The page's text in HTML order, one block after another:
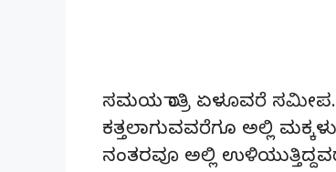
ಸಮಯ ರಾತ್ರಿ ಏಳೂವರೆ ಸಮೀಪ.
ಕತ್ತಲಾಗುವವರೆಗೂ ಅಲ್ಲಿ
ನಂತರವೂ ಅಲ್ಲಿ